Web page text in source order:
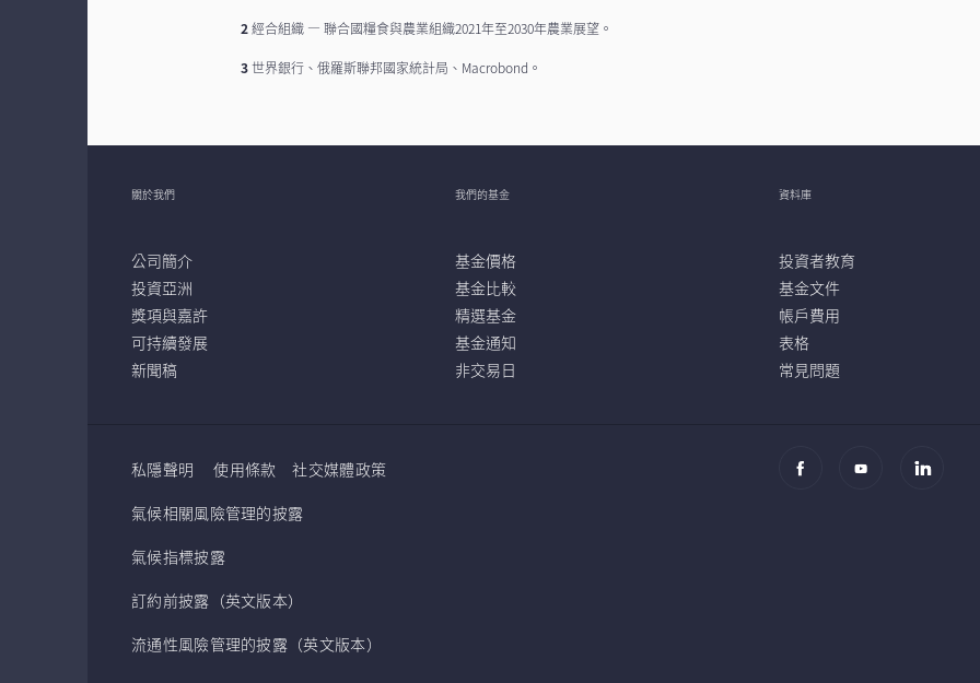
2經合組織 — 聯合國糧食與農業組織2021年至2030年農業展望。
3世界銀行、俄羅斯聯邦國家統計局、Macrobond。
關於我們
公司簡介
投資亞洲
獎項與嘉許
可持續發展
新聞稿
我們的基金
基金價格
基金比較
精選基金
基金通知
非交易日
資料庫
投資者教育
基金文件
帳戶費用
表格
常見問題
私隱聲明 使用條款
社交媒體政策
氣候相關風險管理的披露
氣候指標披露
訂約前披露（英文版本）
流通性風險管理的披露（英文版本）